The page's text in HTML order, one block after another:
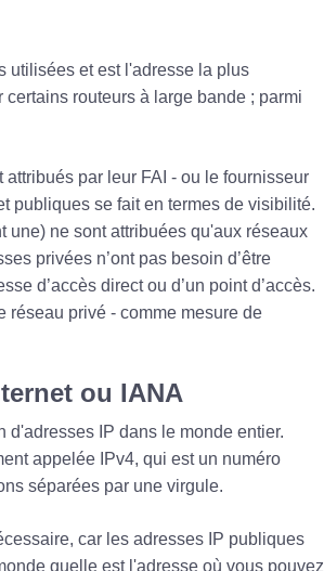
utilisées et est l'adresse la plus
routeurs à large bande ; parmi
par leur FAI - ou le fournisseur
publiques se fait en termes de visibilité.
une) ne sont attribuées qu'aux réseaux
privées n’ont pas besoin d’être
d’accès direct ou d’un point d’accès.
réseau privé - comme mesure de
ou IANA
d'adresses IP dans le monde entier.
appelée IPv4, qui est un numéro
séparées par une virgule.
car les adresses IP publiques
quelle est l'adresse où vous pouvez